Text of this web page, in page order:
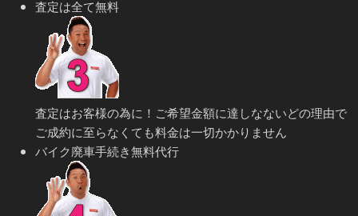
査定は全て無料
査定はお客様の為に！ご希望金額に達しなないどの理由で
ご成約に至らなくても料金は一切かかりません
バイク廃車手続き無料代行